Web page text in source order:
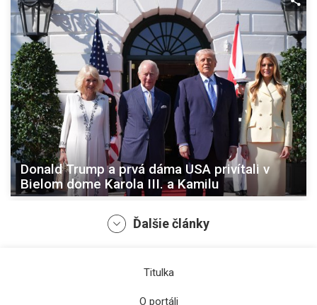
Donald Trump a prvá dáma USA privítali v
Bielom dome Karola III. a Kamilu
Ďalšie články
Titulka
O portáli